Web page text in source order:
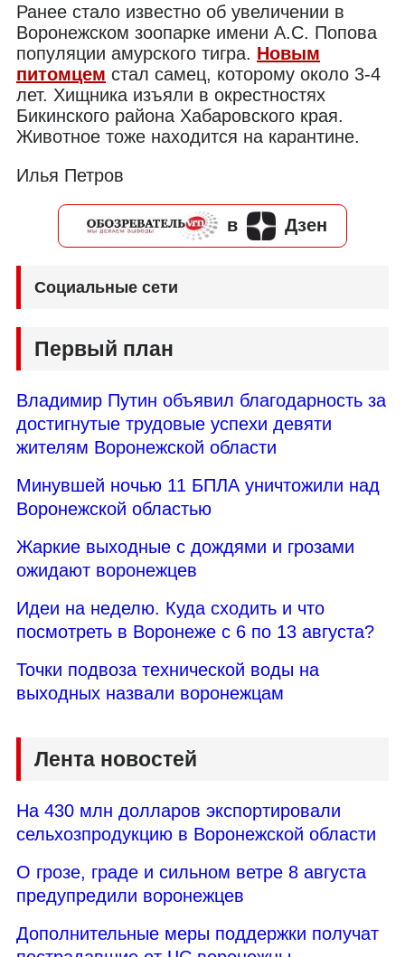
Ранее стало известно об увеличении в
Воронежском зоопарке имени А.С. Попова
популяции амурского тигра. Новым
питомцем стал самец, которому около 3-4
лет. Хищника изъяли в окрестностях
Бикинского района Хабаровского края.
Животное тоже находится на карантине.
Илья Петров
в Дзен
Социальные сети
Первый план
Владимир Путин объявил благодарность за
достигнутые трудовые успехи девяти
жителям Воронежской области
Минувшей ночью 11 БПЛА уничтожили над
Воронежской областью
Жаркие выходные с дождями и грозами
ожидают воронежцев
Идеи на неделю. Куда сходить и что
посмотреть в Воронеже с 6 по 13 августа?
Точки подвоза технической воды на
выходных назвали воронежцам
Лента новостей
На 430 млн долларов экспортировали
сельхозпродукцию в Воронежской области
О грозе, граде и сильном ветре 8 августа
предупредили воронежцев
Дополнительные меры поддержки получат